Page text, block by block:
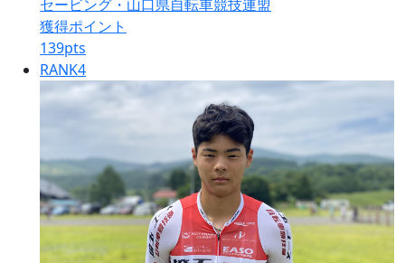
セービング・山口県自転車競技連盟
獲得ポイント
139pts
RANK4